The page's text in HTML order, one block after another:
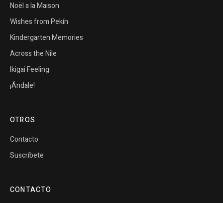
Noël a la Maison
Wishes from Pekín
Kindergarten Memories
Across the Nile
Ikigai Feeling
¡Ándale!
OTROS
Contacto
Suscríbete
CONTACTO